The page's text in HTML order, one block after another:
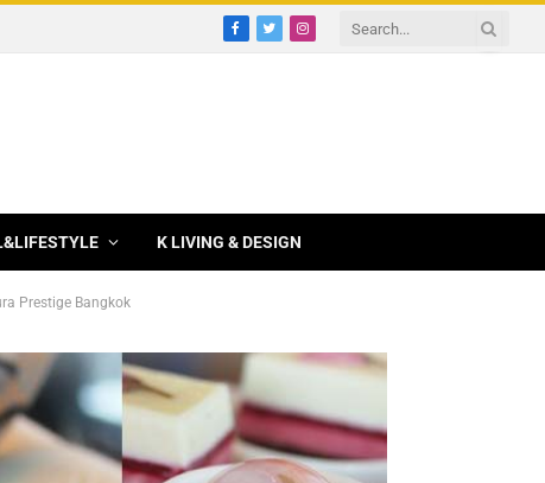
Facebook
TwitterInstagram
K LIVING & DESIGN
Prestige Bangkok